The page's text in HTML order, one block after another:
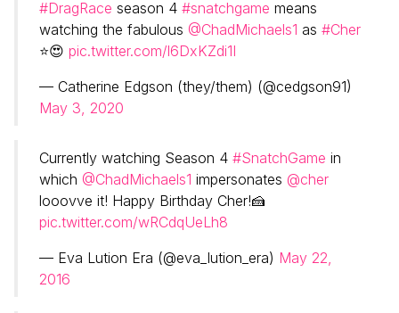
#DragRace season 4 #snatchgame means
watching the fabulous @ChadMichaels1 as #Cher
⭐️😍 pic.twitter.com/l6DxKZdi1I
— Catherine Edgson (they/them) (@cedgson91)
May 3, 2020
Currently watching Season 4 #SnatchGame in
which @ChadMichaels1 impersonates @cher
looovve it! Happy Birthday Cher!🍰
pic.twitter.com/wRCdqUeLh8
— Eva Lution Era (@eva_lution_era) May 22,
2016